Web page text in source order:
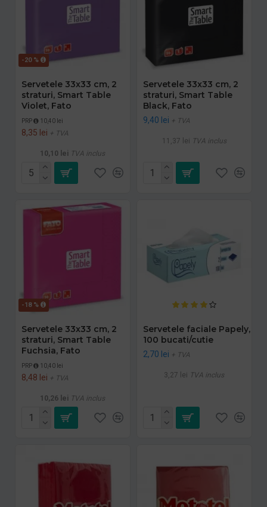
-20 %
Servetele 33x33 cm, 2
straturi, Smart Table
Violet, Fato
PRP 10,40 lei
8,35 lei + TVA
10,10 lei TVA inclus
Servetele 33x33 cm, 2
straturi, Smart Table
Black, Fato
9,40 lei + TVA
11,37 lei TVA inclus
-18 %
Servetele 33x33 cm, 2
straturi, Smart Table
Fuchsia, Fato
PRP 10,40 lei
8,48 lei + TVA
10,26 lei TVA inclus
Servetele faciale Papely,
100 bucati/cutie
2,70 lei + TVA
3,27 lei TVA inclus